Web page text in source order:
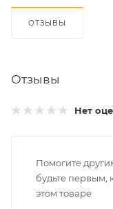
ОТЗЫВЫ
Отзывы
Нет
Помогите
будьте первым,
этом товаре